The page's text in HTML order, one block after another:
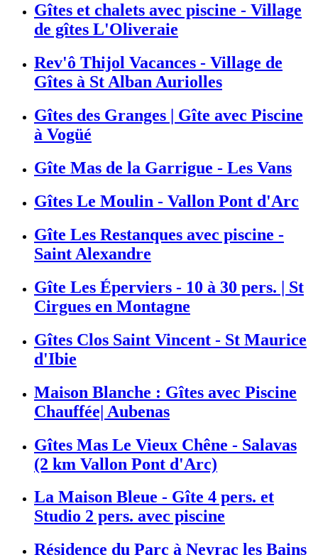
Gîtes et chalets avec piscine - Village
de gîtes L'Oliveraie
Rev'ô Thijol Vacances - Village de
Gîtes à St Alban Auriolles
Gîtes des Granges | Gîte avec Piscine
à Vogüé
Gîte Mas de la Garrigue - Les Vans
Gîtes Le Moulin - Vallon Pont d'Arc
Gîte Les Restanques avec piscine -
Saint Alexandre
Gîte Les Éperviers - 10 à 30 pers. | St
Cirgues en Montagne
Gîtes Clos Saint Vincent - St Maurice
d'Ibie
Maison Blanche : Gîtes avec Piscine
Chauffée| Aubenas
Gîtes Mas Le Vieux Chêne - Salavas
(2 km Vallon Pont d'Arc)
La Maison Bleue - Gîte 4 pers. et
Studio 2 pers. avec piscine
Résidence du Parc à Neyrac les Bains